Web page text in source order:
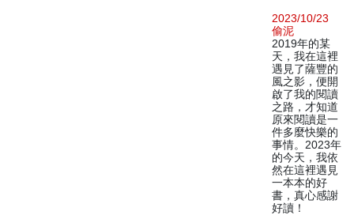
2023/10/23
偷泥
2019年的某
天，我在這裡
遇見了薩豐的
風之影，便開
啟了我的閱讀
之路，才知道
原來閱讀是一
件多麼快樂的
事情。2023年
的今天，我依
然在這裡遇見
一本本的好
書，真心感謝
好讀！